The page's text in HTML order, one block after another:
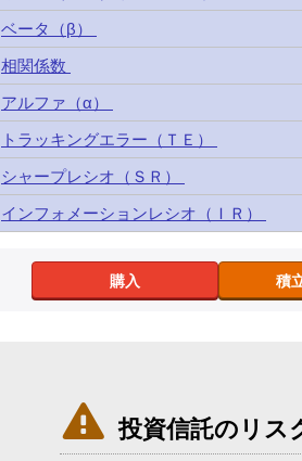
ベータ（β）
相関係数
アルファ（α）
トラッキングエラー（ＴＥ）
シャープレシオ（ＳＲ）
インフォメーションレシオ（ＩＲ）
購入 積
 投資信託のリス